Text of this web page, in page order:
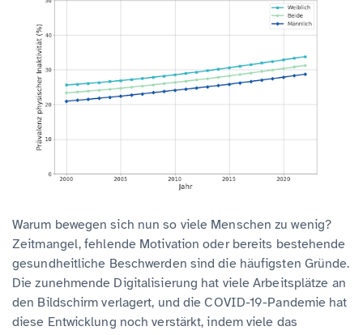
Warum bewegen sich nun so viele Menschen zu wenig?
Zeitmangel, fehlende Motivation oder bereits bestehende
gesundheitliche Beschwerden sind die häufigsten Gründe.
Die zunehmende Digitalisierung hat viele Arbeitsplätze an
den Bildschirm verlagert, und die COVID-19-Pandemie hat
diese Entwicklung noch verstärkt, indem viele das